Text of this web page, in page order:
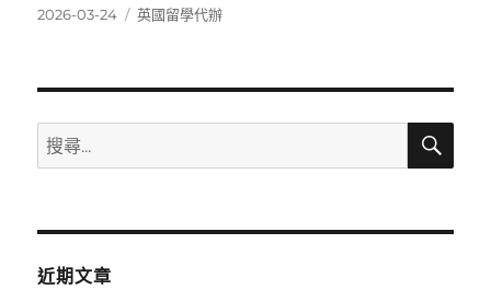
發
2026-03-24
分
英國留學代辦
搜
尋
鍵
搜
近期文章